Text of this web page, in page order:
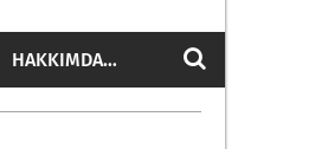
HAKKIMDA…